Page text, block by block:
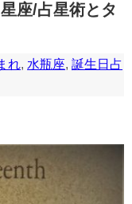
座/占星術とタ
れ, 水瓶座,誕生日占